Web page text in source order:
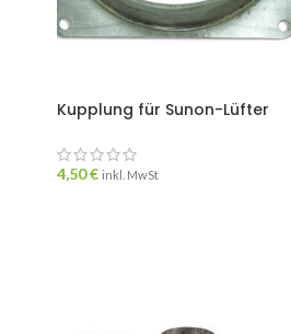
Kupplung für Sunon-Lüfter
4,50€ inkl. MwSt